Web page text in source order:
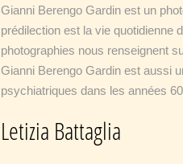
Gianni Berengo Gardin est un
prédilection est la vie quotidienne
photographies nous renseignent
Gianni Berengo Gardin est aussi
psychiatriques dans les années
Letizia Battaglia